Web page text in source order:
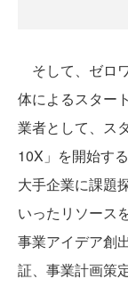
そして、ゼロ
体によるスター
業者として、ス
10X」を開始す
大手企業に課題
いったリソース
事業アイデア創
証、事業計画策